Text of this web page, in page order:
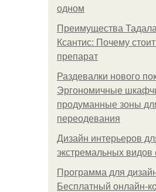
одном
Преимущества
Ксантис: Почему
препарат
Раздевалки нового
Эргономичные
продуманные зоны
переодевания
Дизайн интерьеров
экстремальных видов
Программа для
Бесплатный онлайн-